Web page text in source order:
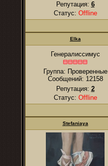
Репутация: 6
Статус: Offline
Elka
Генералиссимус
Группа: Проверенные
Сообщений: 12158
Репутация: 2
Статус: Offline
Stefaniaya